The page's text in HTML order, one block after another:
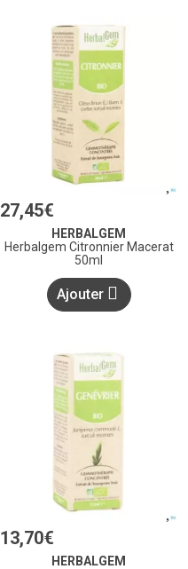
27,45€
HERBALGEM
Herbalgem Citronnier Macerat
50ml
Ajouter
13,70€
HERBALGEM